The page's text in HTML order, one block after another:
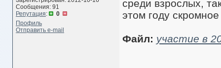
Сообщения: 91
Репутация:
0
Профиль
Отправить e-mail
среди взрослых,
этом году
Файл: участие в